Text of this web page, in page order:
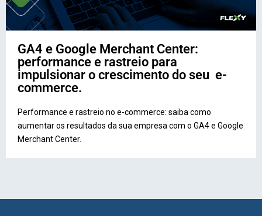
GA4 e Google Merchant Center:
performance e rastreio para
impulsionar o crescimento do seu e-
commerce.
Performance e rastreio no e-commerce: saiba como
aumentar os resultados da sua empresa com o GA4 e Google
Merchant Center.